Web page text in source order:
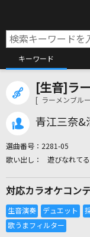
キーワード
[生音]ラ
[ ラーメンブル
青江三奈&
選曲番号： 2281-05
遊びなれて
対応カラオケコン